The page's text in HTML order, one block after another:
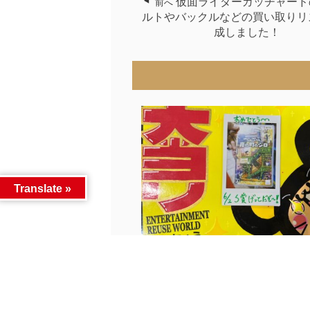
前へ
ルトやバックルなどの買い取り
成しました！
Translate »